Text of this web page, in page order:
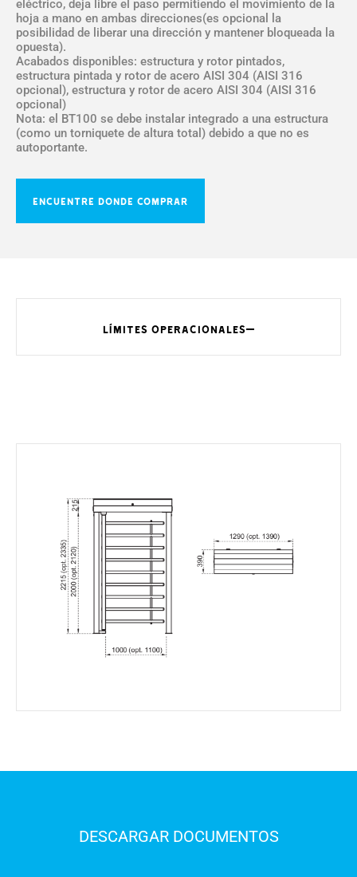
eléctrico, deja libre el paso permitiendo el movimiento de la
hoja a mano en ambas direcciones(es opcional la
posibilidad de liberar una dirección y mantener bloqueada la
opuesta).
Acabados disponibles: estructura y rotor pintados,
estructura pintada y rotor de acero AISI 304 (AISI 316
opcional), estructura y rotor de acero AISI 304 (AISI 316
opcional)
Nota: el BT100 se debe instalar integrado a una estructura
(como un torniquete de altura total) debido a que no es
autoportante.
ENCUENTRE DONDE COMPRAR
LÍMITES OPERACIONALES
DESCARGAR DOCUMENTOS